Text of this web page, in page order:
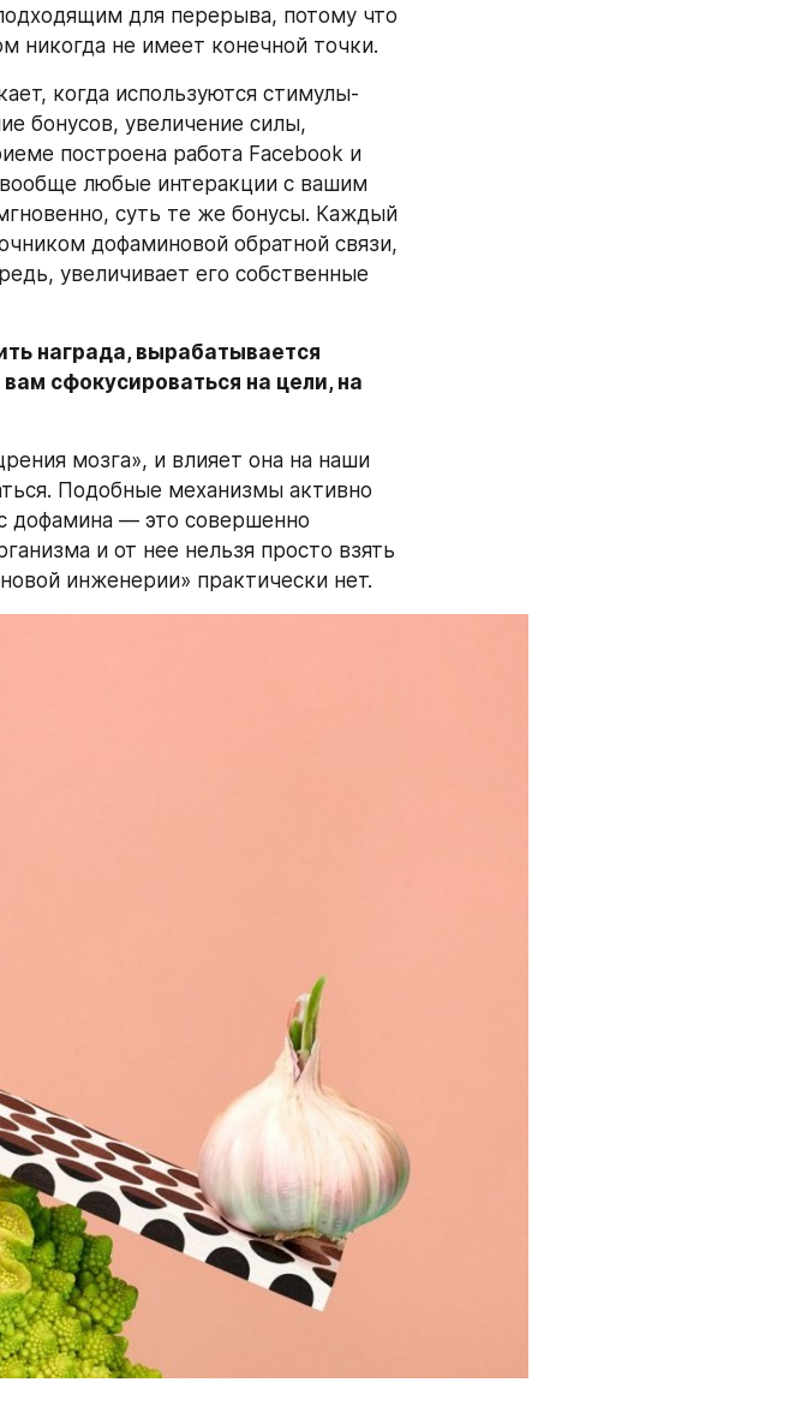
для перерыва, потому что
никогда не имеет конечной точки.
когда используются стимулы-
бонусов, увеличение силы,
построена работа Facebook и
любые интеракции с вашим
суть те же бонусы. Каждый
дофаминовой обратной связи,
увеличивает его собственные
награда, вырабатывается
сфокусироваться на цели, на
мозга», и влияет она на наши
Подобные механизмы активно
дофамина — это совершенно
и от нее нельзя просто взять
инженерии» практически нет.